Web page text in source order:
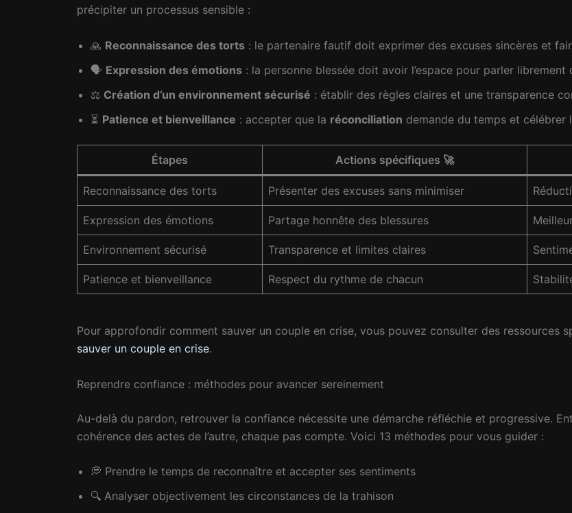
précipiter un processus sensible :
🙏 Reconnaissance des torts : le partenaire fautif doit exprimer des excuses sincères et
🗣️ Expression des émotions : la personne blessée doit avoir l’espace pour parler librement
⚖️ Création d’un environnement sécurisé : établir des règles claires et une transparence
⏳ Patience et bienveillance : accepter que la réconciliation demande du temps et célébrer
Étapes Actions spécifiques 🚀
Reconnaissance des torts Présenter des excuses sans minimiser
Expression des émotions Partage honnête des blessures
Environnement sécurisé Transparence et limites claires
Patience et bienveillance Respect du rythme de chacun
Pour approfondir comment sauver un couple en crise, vous pouvez consulter des ressources
sauver un couple en crise.
Reprendre confiance : méthodes pour avancer sereinement
Au-delà du pardon, retrouver la confiance nécessite une démarche réfléchie et progressive.
cohérence des actes de l’autre, chaque pas compte. Voici 13 méthodes pour vous guider :
💭 Prendre le temps de reconnaître et accepter ses sentiments
🔍 Analyser objectivement les circonstances de la trahison